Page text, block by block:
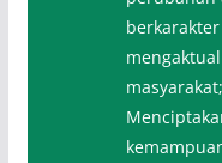
masyarakat;